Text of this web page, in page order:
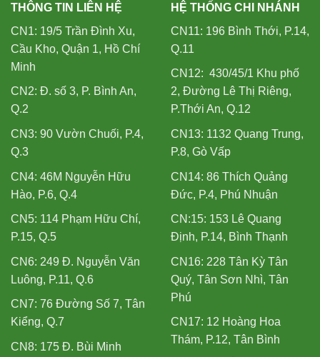
THÔNG TIN LIÊN HỆ
CN1: 19/5 Trần Đình Xu,
Cầu Kho, Quận 1, Hồ Chí
Minh
CN2: Đ. số 3, P. Bình An,
Q.2
CN3: 90 Vườn Chuối, P.4,
Q.3
CN4: 46M Nguyễn Hữu
Hào, P.6, Q.4
CN5: 114 Phạm Hữu Chí,
P.15, Q.5
CN6: 249 Đ. Nguyễn Văn
Luông, P.11, Q.6
CN7: 76 Đường Số 7, Tân
Kiểng, Q.7
CN8: 175 Đ. Bùi Minh
HỆ THỐNG CHI NHÁNH
CN11: 196 Bình Thới, P.14,
Q.11
CN12: 430/45/1 Khu phố
2, Đường Lê Thị Riêng,
P.Thới An, Q.12
CN13: 1132 Quang Trung,
P.8, Gò Vấp
CN14: 86 Thích Quảng
Đức, P.4, Phú Nhuận
CN:15: 153 Lê Quang
Định, P.14, Bình Thạnh
CN16: 228 Tân Kỳ Tân
Quý, Tân Sơn Nhì, Tân
Phú
CN17: 12 Hoàng Hoa
Thám, P.12, Tân Bình